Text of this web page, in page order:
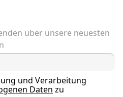
über unsere neuesten
und Verarbeitung
Daten zu